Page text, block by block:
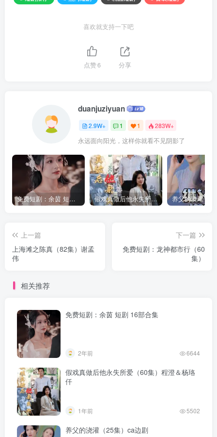
喜欢就支持一下吧
点赞6 分享
duanjuziyuan
2.9W+ 1 1 283W+
永远面向阳光，这样你就看不见阴影了
免费短剧：余茵 短剧 16部合集 假戏真做后他永失所爱（60集）程澄＆杨珞仟
上一篇
上海滩之陈真（82集）谢孟
伟
下一篇
免费短剧：龙神都市行（60
集）
相关推荐
免费短剧：余茵 短剧 16部合集
2年前 6644
假戏真做后他永失所爱（60集）程澄＆杨珞
仟
1年前 5502
养父的浇灌（25集）ca边剧